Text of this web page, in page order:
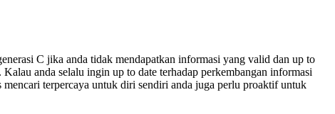
C jika anda tidak mendapatkan informasi yang valid dan up to
anda selalu ingin up to date terhadap perkembangan informasi
terpercaya untuk diri sendiri anda juga perlu proaktif untuk